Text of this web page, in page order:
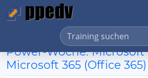
Power-Woche: Microsoft
Microsoft 365 (Office 365)